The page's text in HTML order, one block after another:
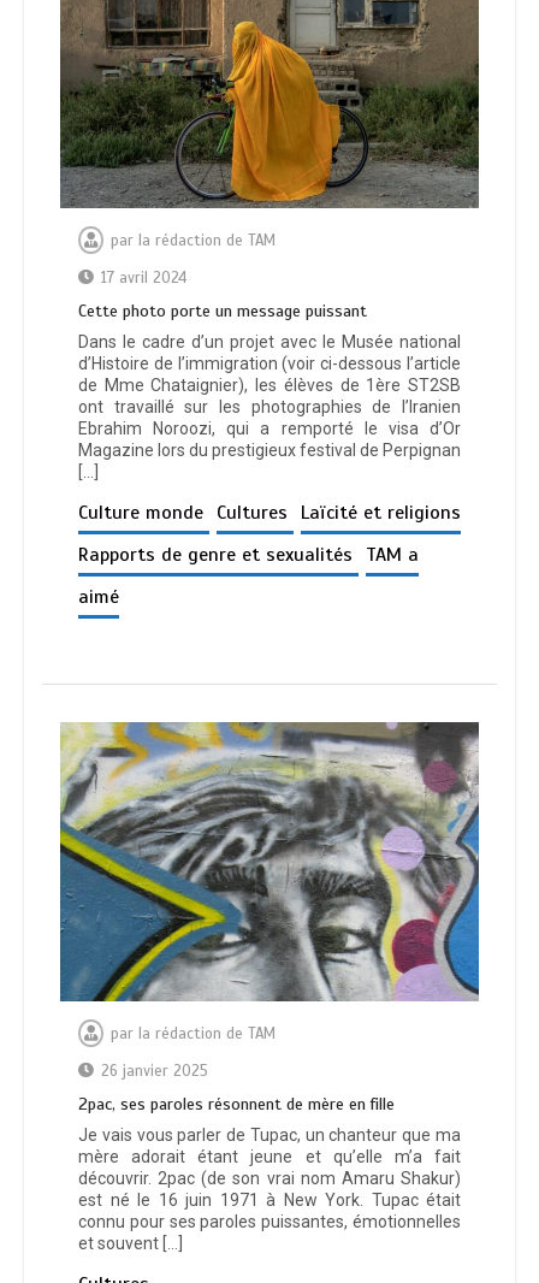
par la rédaction de TAM
17 avril 2024
Cette photo porte un message puissant
Dans le cadre d’un projet avec le Musée national
d’Histoire de l’immigration (voir ci-dessous l’article
de Mme Chataignier), les élèves de 1ère ST2SB
ont travaillé sur les photographies de l’Iranien
Ebrahim Noroozi, qui a remporté le visa d’Or
Magazine lors du prestigieux festival de Perpignan
Culture monde Cultures
Laïcité et religions
Rapports de genre et sexualités
TAM a
aimé
par la rédaction de TAM
26 janvier 2025
2pac, ses paroles résonnent de mère en fille
Je vais vous parler de Tupac, un chanteur que ma
mère adorait étant jeune et qu’elle m’a fait
découvrir. 2pac (de son vrai nom Amaru Shakur)
est né le 16 juin 1971 à New York. Tupac était
connu pour ses paroles puissantes, émotionnelles
et souvent […]